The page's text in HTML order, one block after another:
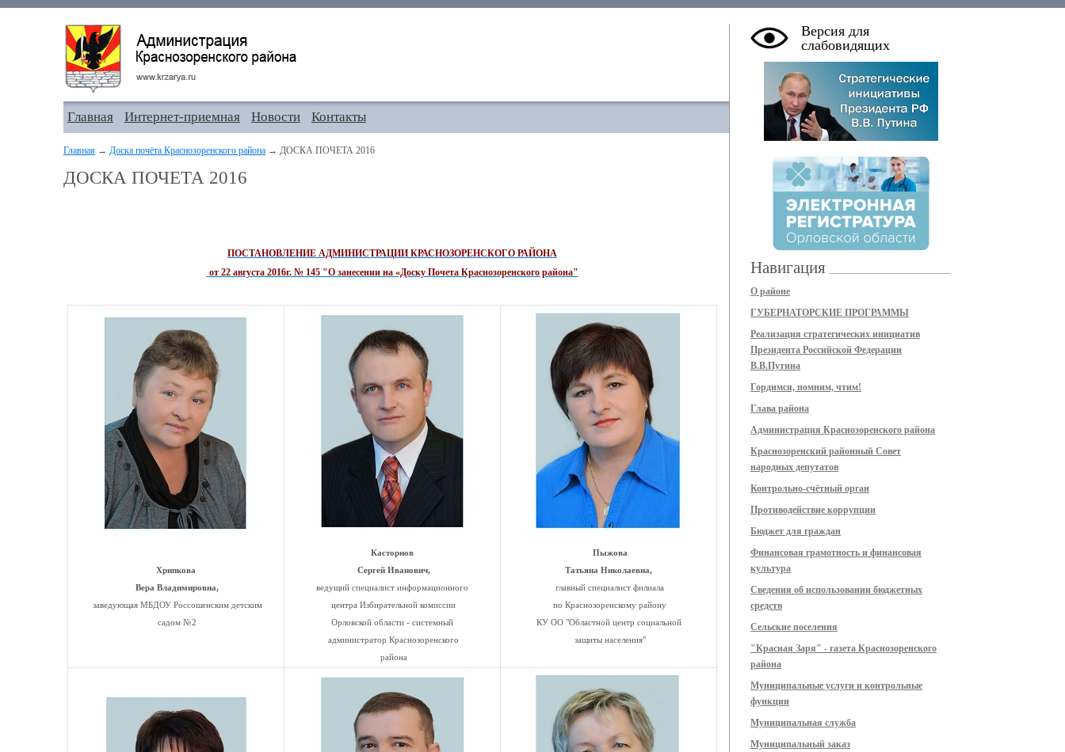
Главная Интернет-приемная Новости Контакты
Главная → Доска почёта Краснозоренского района → ДОСКА ПОЧЕТА 2016
ДОСКА ПОЧЕТА 2016
ПОСТАНОВЛЕНИЕ АДМИНИСТРАЦИИ КРАСНОЗОРЕНСКОГО РАЙОНА
от 22 августа 2016г. № 145 "О занесении на «Доску Почета Краснозоренского района"
Хрипкова
Вера Владимировна,
заведующая МБДОУ Россошенским детским
садом №2
Касторнов
Сергей Иванович,
ведущий специалист информационного
центра Избирательной комиссии
Орловской области - системный
администратор Краснозоренского
района
Пыжова
Татьяна Николаевна,
главный специалист филиала
по Краснозоренскому району
КУ ОО "Областной центр социальной
защиты населения"
Версия для
слабовидящих
Навигация
О районе
ГУБЕРНАТОРСКИЕ ПРОГРАММЫ
Реализация стратегических инициатив
Президента Российской Федерации
В.В.Путина
Гордимся, помним, чтим!
Глава района
Администрация Краснозоренского района
Краснозоренский районный Совет
народных депутатов
Контрольно-счётный орган
Противодействие коррупции
Бюджет для граждан
Финансовая грамотность и финансовая
культура
Сведения об использовании бюджетных
средств
Сельские поселения
"Красная Заря" - газета Краснозоренского
района
Муниципальные услуги и контрольные
функции
Муниципальная служба
Муниципальный заказ